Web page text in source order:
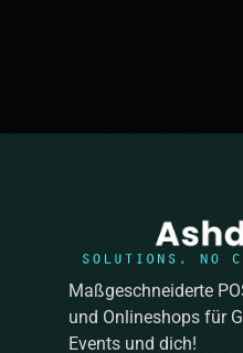
Maßgeschneiderte
und Onlineshops für
Events und dich!